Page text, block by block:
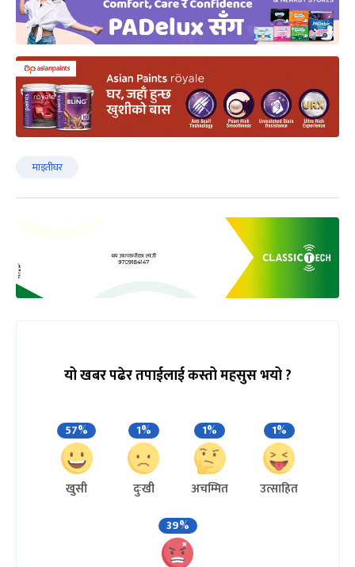
माइतीघर
यो खबर पढेर तपाईलाई कस्तो महसुस भयो ?
57%
खुसी
1%
दुःखी
1%
अचम्मित
1%
उत्साहित
39%